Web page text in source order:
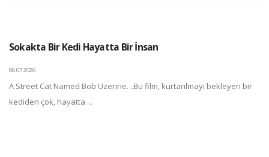
Sokakta Bir Kedi Hayatta Bir İnsan
06.07.2026
A Street Cat Named Bob Üzerine…Bu film, kurtarılmayı bekleyen bir
kediden çok, hayatta ...